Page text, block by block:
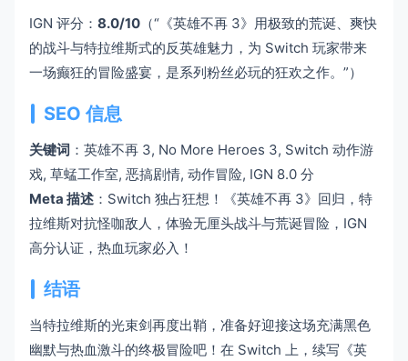
IGN 评分： 8.0/10 （“《英雄不再 3》用极致的荒诞、爽快
的战斗与特拉维斯式的反英雄魅力，为 Switch 玩家带来
一场癫狂的冒险盛宴，是系列粉丝必玩的狂欢之作。”）
SEO 信息
关键词 ：英雄不再 3, No More Heroes 3, Switch 动作游
戏, 草蜢工作室, 恶搞剧情, 动作冒险, IGN 8.0 分
Meta 描述 ：Switch 独占狂想！《英雄不再 3》回归，特
拉维斯对抗怪咖敌人，体验无厘头战斗与荒诞冒险，IGN
高分认证，热血玩家必入！
结语
当特拉维斯的光束剑再度出鞘，准备好迎接这场充满黑色
幽默与热血激斗的终极冒险吧！在 Switch 上，续写《英